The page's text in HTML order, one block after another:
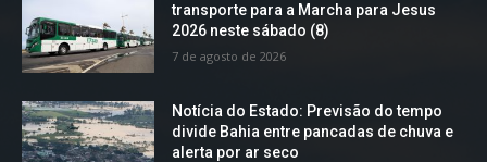
transporte para a Marcha para Jesus
2026 neste sábado (8)
7 de agosto de 2026
Notícia do Estado: Previsão do tempo
divide Bahia entre pancadas de chuva e
alerta por ar seco